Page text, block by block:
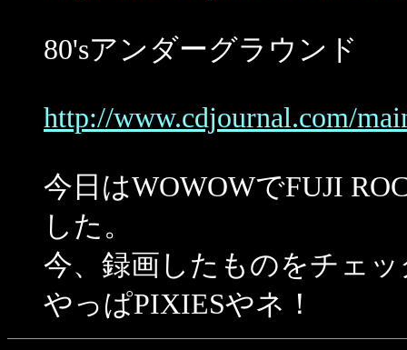
80'sアンダーグラウンド
http://www.cdjournal.com/
今日はWOWOWでFUJI
した。
今、録画したものをチェッ
やっぱPIXIESやネ！